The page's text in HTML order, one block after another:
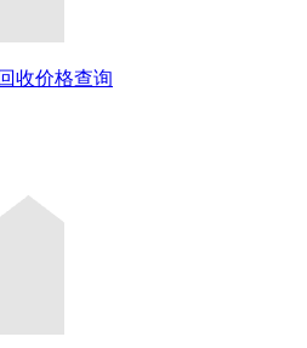
收价格查询